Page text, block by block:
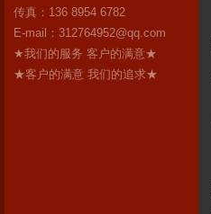
个身份感到无比自豪。17年来，
博盛达
更多
传真：136 8954 6782
E-mail： 312764952@qq.com
★我们的服务 客户的满意★
★客户的满意 我们的追求★